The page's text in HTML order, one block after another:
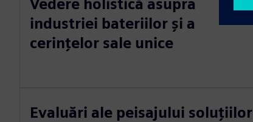
Vedere holistică asupra
industriei bateriilor și a
cerințelor sale unice
Evaluări ale peisajului soluțiilor